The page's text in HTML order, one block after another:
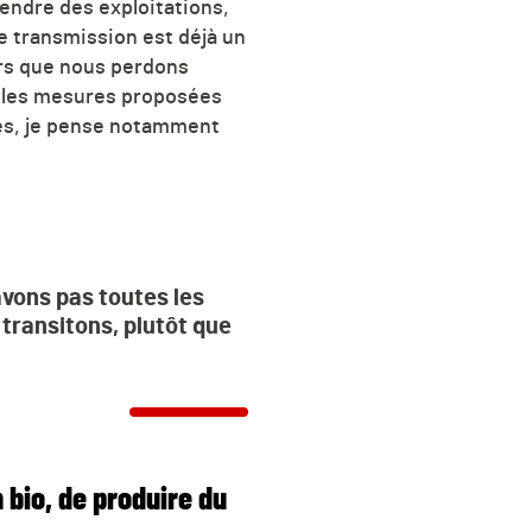
des exploitations,
transmission est déjà un
que nous perdons
mesures proposées
je pense notamment
pas toutes les
transitons, plutôt que
de produire du